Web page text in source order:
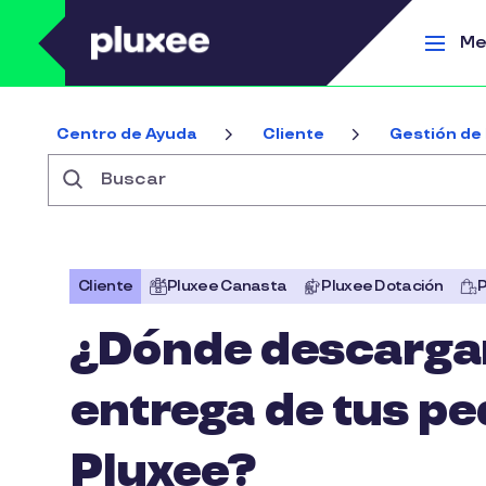
Pasar al contenido principal
Centro de Ayuda Cliente Gestión
Cliente Pluxee Canasta Pluxee Dotación
¿Dónde
entrega de tus
Pluxee?